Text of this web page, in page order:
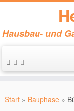
Inhalt
Hausbau- und
Start » Bauphase »